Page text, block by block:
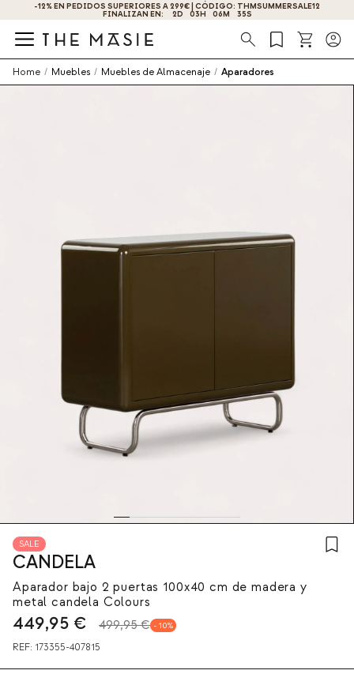
-12% EN PEDIDOS SUPERIORES A 299€ | CÓDIGO: THMSUMMERSALE12
FINALIZAN EN: 2D 03H 06M 35S
Búsqueda
Home / Muebles / Muebles de Almacenaje / Aparadores
SALE
CANDELA
Aparador bajo 2 puertas 100x40 cm de madera y
metal candela Colours
449,95 € 499,95 € 10
REF: 173355-407815